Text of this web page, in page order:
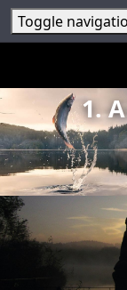
Toggle
1.